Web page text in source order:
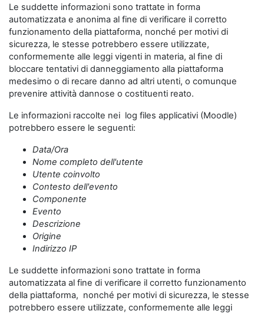
Le suddette informazioni sono trattate in forma
automatizzata e anonima al fine di verificare il corretto
funzionamento della piattaforma, nonché per motivi di
sicurezza, le stesse potrebbero essere utilizzate,
conformemente alle leggi vigenti in materia, al fine di
bloccare tentativi di danneggiamento alla piattaforma
medesimo o di recare danno ad altri utenti, o comunque
prevenire attività dannose o costituenti reato.
Le informazioni raccolte nei log files applicativi (Moodle)
potrebbero essere le seguenti:
Data/Ora
Nome completo dell'utente
Utente coinvolto
Contesto dell'evento
Componente
Evento
Descrizione
Origine
Indirizzo IP
Le suddette informazioni sono trattate in forma
automatizzata al fine di verificare il corretto funzionamento
della piattaforma, nonché per motivi di sicurezza, le stesse
potrebbero essere utilizzate, conformemente alle leggi